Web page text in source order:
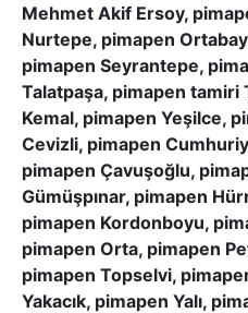
Mehmet Akif Ersoy,
Nurtepe, pimapen
pimapen Seyrantepe,
Talatpaşa, pimapen tamiri
Kemal, pimapen Yeşilce,
Cevizli, pimapen
pimapen Çavuşoğlu,
Gümüşpınar, pimapen
pimapen Kordonboyu,
pimapen Orta, pimapen
pimapen Topselvi,
Yakacık, pimapen Yalı,